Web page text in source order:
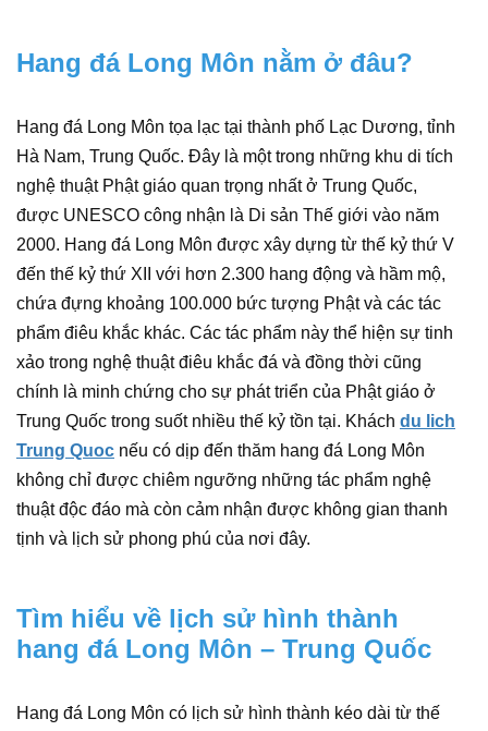
Hang đá Long Môn nằm ở đâu?
Hang đá Long Môn tọa lạc tại thành phố Lạc Dương, tỉnh
Hà Nam, Trung Quốc. Đây là một trong những khu di tích
nghệ thuật Phật giáo quan trọng nhất ở Trung Quốc,
được UNESCO công nhận là Di sản Thế giới vào năm
2000. Hang đá Long Môn được xây dựng từ thế kỷ thứ V
đến thế kỷ thứ XII với hơn 2.300 hang động và hầm mộ,
chứa đựng khoảng 100.000 bức tượng Phật và các tác
phẩm điêu khắc khác. Các tác phẩm này thể hiện sự tinh
xảo trong nghệ thuật điêu khắc đá và đồng thời cũng
chính là minh chứng cho sự phát triển của Phật giáo ở
Trung Quốc trong suốt nhiều thế kỷ tồn tại. Khách du lich
Trung Quoc nếu có dịp đến thăm hang đá Long Môn
không chỉ được chiêm ngưỡng những tác phẩm nghệ
thuật độc đáo mà còn cảm nhận được không gian thanh
tịnh và lịch sử phong phú của nơi đây.
Tìm hiểu về lịch sử hình thành
hang đá Long Môn – Trung Quốc
Hang đá Long Môn có lịch sử hình thành kéo dài từ thế